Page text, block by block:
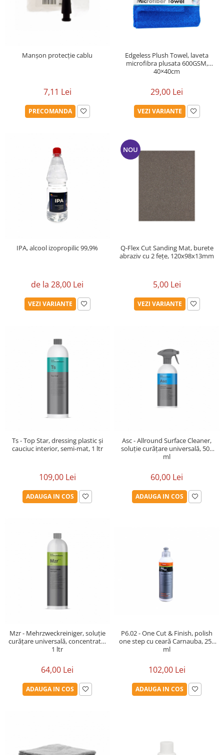
Manșon protecție cablu
7,11 Lei
PRECOMANDA
Edgeless Plush Towel, laveta
microfibra plusata 600GSM,
40×40cm
29,00 Lei
VEZI VARIANTE
IPA, alcool izopropilic 99,9%
de la 28,00 Lei
VEZI VARIANTE
NOU
Q-Flex Cut Sanding Mat, burete
abraziv cu 2 fețe, 120x98x13mm
5,00 Lei
VEZI VARIANTE
Ts - Top Star, dressing plastic și
cauciuc interior, semi-mat, 1 ltr
109,00 Lei
ADAUGA IN COS
Asc - Allround Surface Cleaner,
soluție curățare universală, 500
ml
60,00 Lei
ADAUGA IN COS
Mzr - Mehrzweckreiniger, soluție
curățare universală, concentrată,
1 ltr
64,00 Lei
ADAUGA IN COS
P6.02 - One Cut & Finish, polish
one step cu ceară Carnauba, 250
ml
102,00 Lei
ADAUGA IN COS